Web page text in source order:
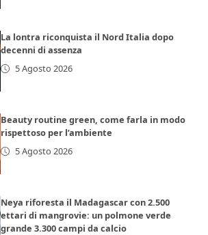
La lontra riconquista il Nord Italia dopo
decenni di assenza
5 Agosto 2026
Beauty routine green, come farla in modo
rispettoso per l’ambiente
5 Agosto 2026
Neya riforesta il Madagascar con 2.500
ettari di mangrovie: un polmone verde
grande 3.300 campi da calcio